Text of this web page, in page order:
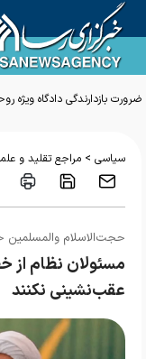
ضرورت بازدارندگی دادگاه ویژه
سیاسی > مراجع تقلید و
حجت‌الاسلام والمسلمین
مسئولان نظام از
عقب‌نشینی نکنند